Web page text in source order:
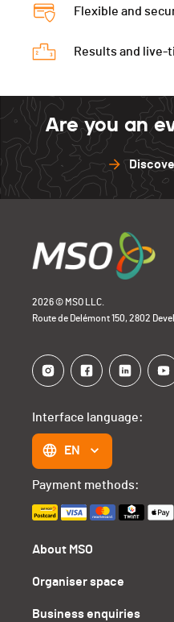
Flexible and
Results and live-
Are you an
2026 © MSO LLC.
Route de Delémont 150, 2802
About MSO
Organiser space
Business enquiries
Interface language:
EN
Payment methods: